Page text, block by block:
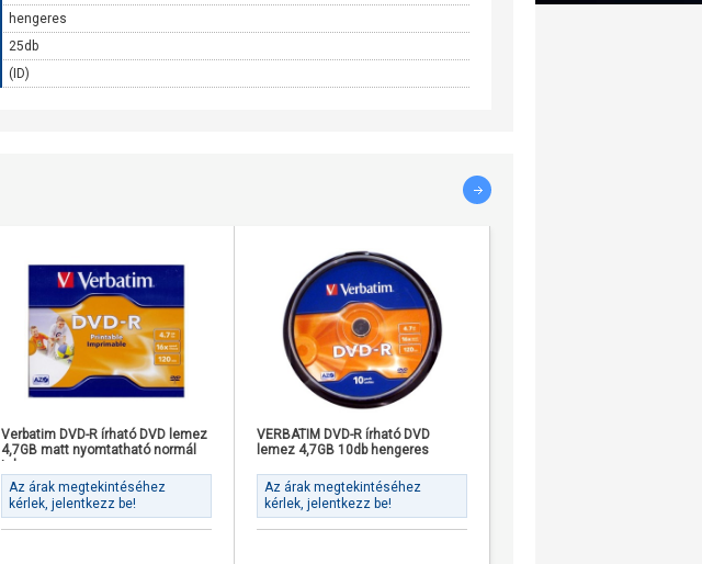
hengeres
25db
(ID)
Verbatim DVD-R írható DVD lemez
4,7GB matt nyomtatható normál
tok
Az árak megtekintéséhez
kérlek, jelentkezz be!
VERBATIM DVD-R írható DVD
lemez 4,7GB 10db hengeres
Az árak megtekintéséhez
kérlek, jelentkezz be!